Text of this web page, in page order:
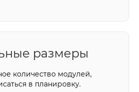
размеры
количество модулей,
в планировку.